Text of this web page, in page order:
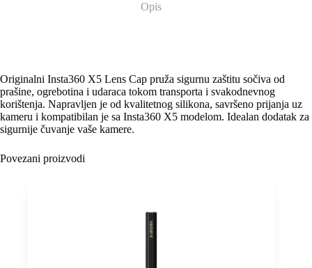
Opis
Originalni Insta360 X5 Lens Cap pruža sigurnu zaštitu sočiva od
prašine, ogrebotina i udaraca tokom transporta i svakodnevnog
korištenja. Napravljen je od kvalitetnog silikona, savršeno prijanja uz
kameru i kompatibilan je sa Insta360 X5 modelom. Idealan dodatak za
sigurnije čuvanje vaše kamere.
Povezani proizvodi